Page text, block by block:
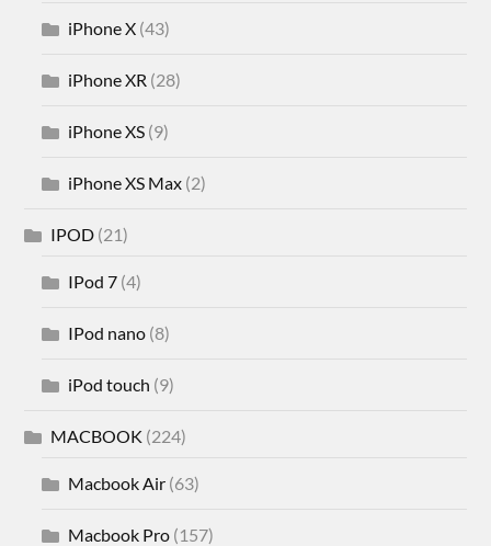
iPhone X (43)
iPhone XR (28)
iPhone XS (9)
iPhone XS Max (2)
IPOD (21)
IPod 7 (4)
IPod nano (8)
iPod touch (9)
MACBOOK (224)
Macbook Air (63)
Macbook Pro (157)